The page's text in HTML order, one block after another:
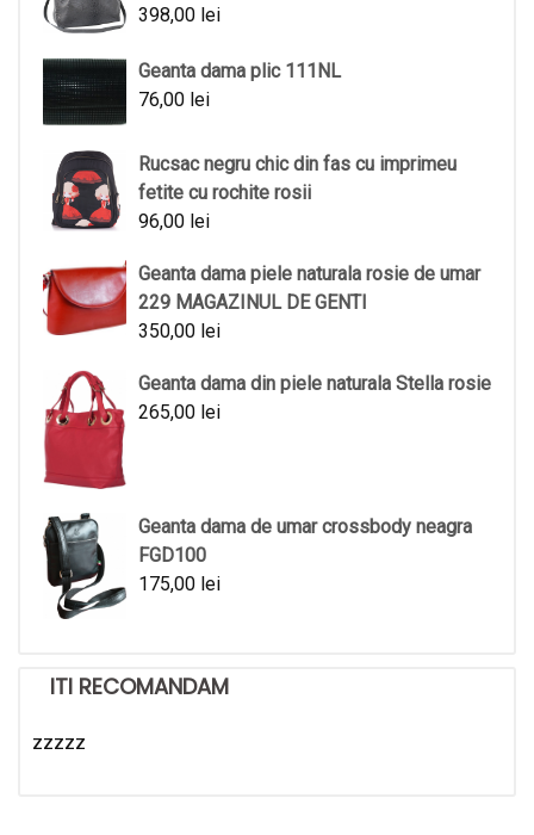
398,00 lei
Geanta dama plic 111NL
76,00 lei
Rucsac negru chic din fas cu imprimeu
fetite cu rochite rosii
96,00 lei
Geanta dama piele naturala rosie de umar
229 MAGAZINUL DE GENTI
350,00 lei
Geanta dama din piele naturala Stella rosie
265,00 lei
Geanta dama de umar crossbody neagra
FGD100
175,00 lei
ITI RECOMANDAM
zzzzz